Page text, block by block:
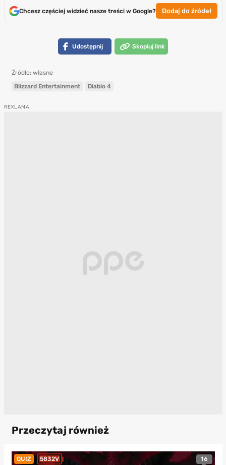
Chcesz częściej widzieć nasze treści w Google? Dodaj do źródeł
Udostępnij Skopiuj link
Źródło: własne
Blizzard Entertainment
Diablo 4
Przeczytaj również
QUIZ 5832V 16